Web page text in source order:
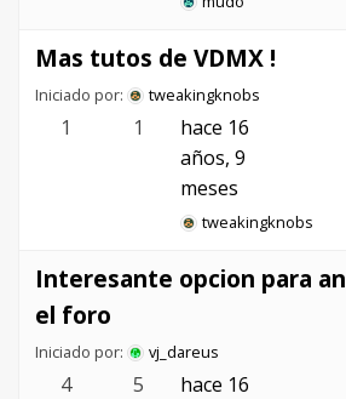
Mas tutos de VDMX !
Iniciado por: tweakingknobs
1 1
hace 16
años, 9
meses
tweakingknobs
Interesante opcion para
el foro
Iniciado por: vj_dareus
4 5
hace 16